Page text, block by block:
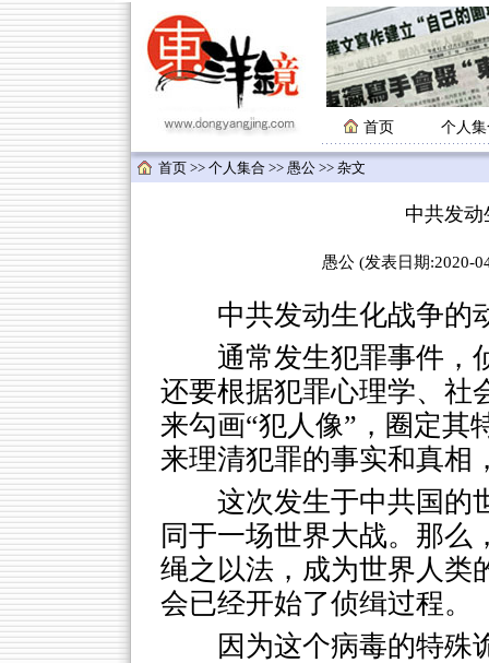
首页 个人
首页 >> 个人集合 >> 愚公 >> 杂文
中共发
愚公 (发表日期:2020-
中共发动生化战争的
通常发生犯罪事件，
还要根据犯罪心理学、社
来勾画“犯人像”，圈定其
来理清犯罪的事实和真相
这次发生于中共国的
同于一场世界大战。那么
绳之以法，成为世界人类
会已经开始了侦缉过程。
因为这个病毒的特殊